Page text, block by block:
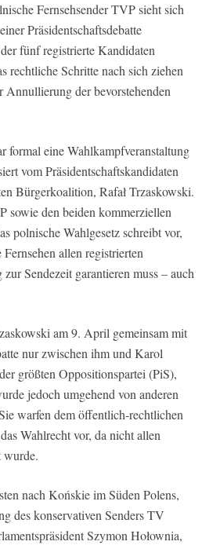
Fernsehsender TVP sieht sich
Präsidentschaftsdebatte
fünf registrierte Kandidaten
rechtliche Schritte nach sich ziehen
der bevorstehenden
formal eine Wahlkampfveranstaltung
vom Präsidentschaftskandidaten
Bürgerkoalition, Rafał Trzaskowski.
sowie den beiden kommerziellen
polnische Wahlgesetz schreibt vor,
allen registrierten
Sendezeit garantieren muss – auch
am 9. April gemeinsam mit
nur zwischen ihm und Karol
größten Oppositionspartei (PiS),
jedoch umgehend von anderen
warfen dem öffentlich-rechtlichen
Wahlrecht vor, da nicht allen
wurde.
nach Końskie im Süden Polens,
des konservativen Senders TV
Szymon Hołownia,